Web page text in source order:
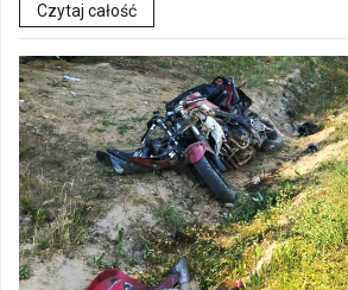
Czytaj całość